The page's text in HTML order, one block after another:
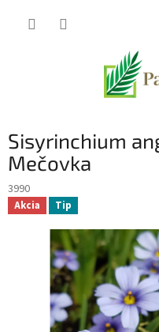
Sisyrinchium
Mečovka
3990
Akcia Tip